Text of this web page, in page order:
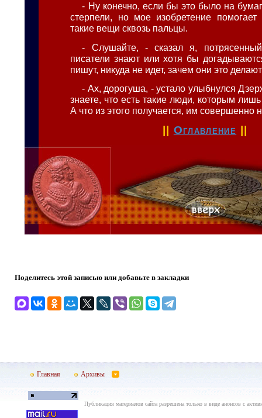
- Ну конечно, если бы это было на
стерпели, но мое изобретение
такие вещи сквозь пальцы.
- Слушайте, - сказал я,
писатели знают или хотя бы
пишут, никуда не идет, зачем они это
- Ах, дорогуша, - устало улыбнулся
знаете, что есть такие люди, которым
А что из этого получается, им совершенно
Оглавление
Поделитесь этой записью или добавьте в закладки
Главная Архивы
Публикация материалов сайта разрешена только в виде анонсов с